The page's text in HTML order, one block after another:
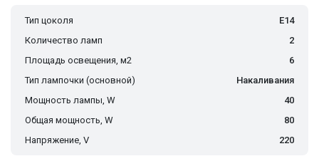
Тип цоколя
E14
Количество ламп
2
Площадь освещения, м2
6
Тип лампочки (основной)
Накаливания
Мощность лампы, W
40
Общая мощность, W
80
Напряжение, V
220